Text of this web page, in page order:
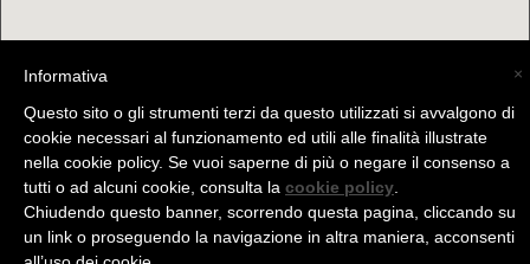
(C) La Valtellina - info@la-valtellina.com -
×
Informativa
Questo sito o gli strumenti terzi da questo utilizzati si avvalgono di
cookie necessari al funzionamento ed utili alle finalità illustrate
nella cookie policy. Se vuoi saperne di più o negare il consenso a
tutti o ad alcuni cookie, consulta la cookie policy
Chiudendo questo banner, scorrendo questa pagina, cliccando su
un link o proseguendo la navigazione in altra maniera, acconsenti